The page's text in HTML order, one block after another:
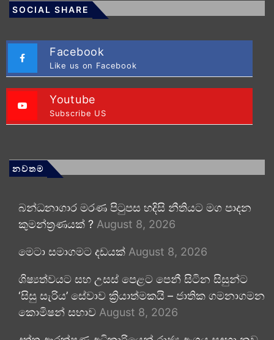
SOCIAL SHARE
Facebook
Like us on Facebook
Youtube
Subscribe US
නවතම
බන්ධනාගාර මරණ පිටුපස හදිසි නීතියට මග පාදන
කුමන්ත්‍රණයක් ? August 8, 2026
මෙටා සමාගමට දඩයක් August 8, 2026
ශිෂ්‍යත්වයට සහ උසස් පෙළට පෙනී සිටින සිසුන්ට
‘සිසු සැරිය’ සේවාව ක්‍රියාත්මකයි – ජාතික ගමනාගමන
කොමිෂන් සභාව August 8, 2026